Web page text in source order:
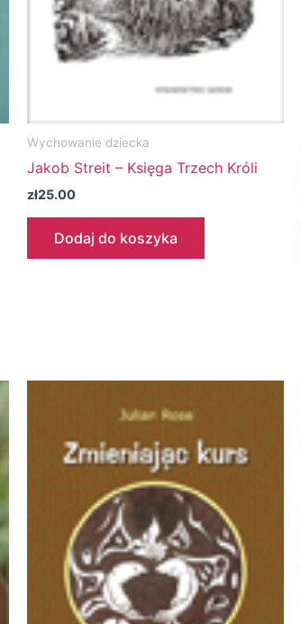
Wychowanie dziecka
Jakob Streit – Księga Trzech Króli
zł25.00
Dodaj do koszyka